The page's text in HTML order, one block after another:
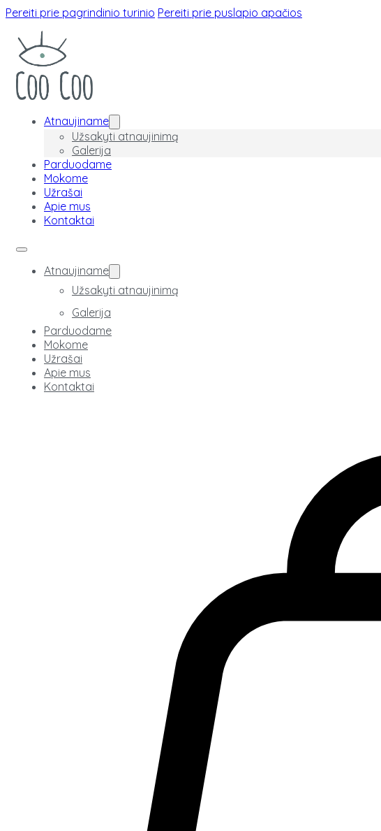
Pereiti prie pagrindinio turinio Pereiti prie puslapio apačios
Atnaujiname
Užsakyti atnaujinimą
Galerija
Parduodame
Mokome
Užrašai
Apie mus
Kontaktai
Atnaujiname
Užsakyti atnaujinimą
Galerija
Parduodame
Mokome
Užrašai
Apie mus
Kontaktai